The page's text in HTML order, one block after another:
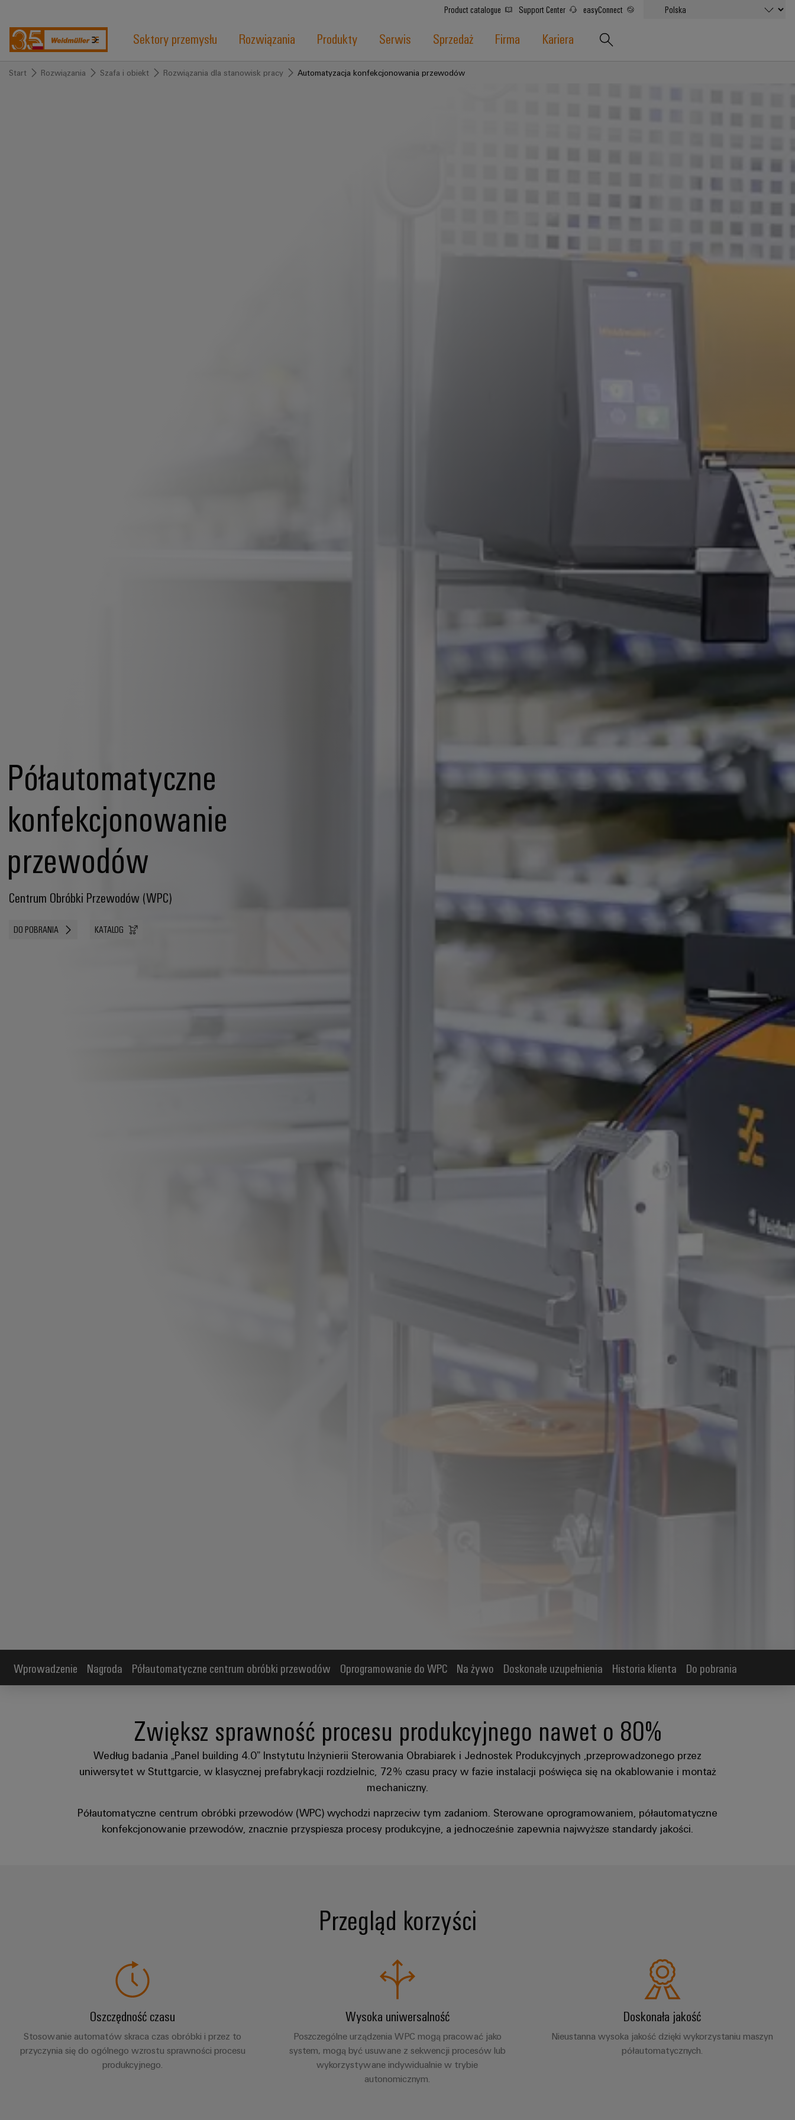
Product catalogue Support Center easyConnect
Sektory przemysłu Rozwiązania Produkty Serwis Sprzedaż Firma Kariera
Start Rozwiązania Szafa i obiekt Rozwiązania dla stanowisk pracy Automatyzacja konfekcjonowania przewodów
Półautomatyczne
konfekcjonowanie
przewodów
Centrum Obróbki Przewodów (WPC)
DO POBRANIA KATALOG
Wprowadzenie Nagroda Półautomatyczne centrum obróbki przewodów Oprogramowanie do WPC Na żywo Doskonałe uzupełnienia Historia klienta Do pobrania
Zwiększ sprawność procesu produkcyjnego nawet o 80%
Według badania „Panel building 4.0” Instytutu Inżynierii Sterowania Obrabiarek i Jednostek Produkcyjnych ,przeprowadzonego przez
uniwersytet w Stuttgarcie, w klasycznej prefabrykacji rozdzielnic, 72% czasu pracy w fazie instalacji poświęca się na okablowanie i montaż
mechaniczny.
Półautomatyczne centrum obróbki przewodów (WPC) wychodzi naprzeciw tym zadaniom. Sterowane oprogramowaniem, półautomatyczne
konfekcjonowanie przewodów, znacznie przyspiesza procesy produkcyjne, a jednocześnie zapewnia najwyższe standardy jakości.
Przegląd korzyści
Oszczędność czasu
Stosowanie automatów skraca czas obróbki i przez to
przyczynia się do ogólnego wzrostu sprawności procesu
produkcyjnego.
Wysoka uniwersalność
Poszczególne urządzenia WPC mogą pracować jako
system, mogą być usuwane z sekwencji procesów lub
wykorzystywane indywidualnie w trybie
autonomicznym.
Doskonała jakość
Nieustanna wysoka jakość dzięki wykorzystaniu maszyn
półautomatycznych.